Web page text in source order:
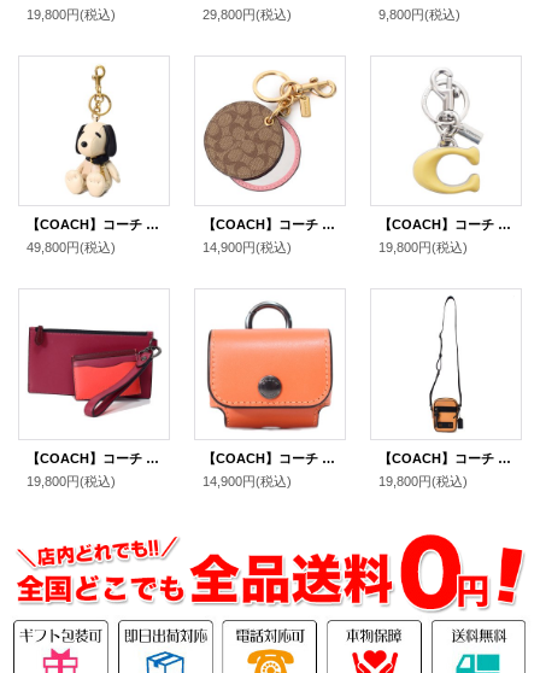
19,800円(税込)
29,800円(税込)
9,800円(税込)
【COACH】コーチ スヌーピー キーホルダー ピーナッツ コラボ レザー バッグチャーム キーリング マルチ（日本未発売）
49,800円(税込)
【COACH】コーチ コーティングキャンバス シグネチャー ミラー 鏡 バッグチャーム キーリング キーホルダー カーキ×ピンク（日本未発売）
14,900円(税込)
【COACH】コーチ キーホルダー メタル レザー シグネチャー C ロゴ ビッグモチーフ バッグチャーム キーリング キーホルダー シルバー×イエロー（日本未発売）
19,800円(税込)
【COACH】コーチ カーフレザー SLG トリオ カラーブロック リストレット カードケース付き フォン ポーチ ソフトレッド×ホットレッドマルチ〔日本未発売〕
19,800円(税込)
【COACH】コーチ カーフレザー イヤホン airpods pro エアーポッズプロ ケース バッグチャーム キーホルダー サンセット（日本未発売）
14,900円(税込)
【COACH】コーチ メンズ カーフレザー テレイン クロスボディー ショルダーバッグ アンバー〔日本未発売〕
19,800円(税込)